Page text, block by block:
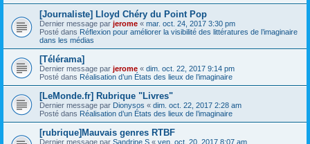
[Journaliste] Lloyd Chéry du Point Pop
Dernier message par jerome « mar. oct. 24, 2017 3:30 pm
Posté dans Réflexion pour améliorer la visibilité des littératures de l’imaginaire
dans les médias
[Télérama]
Dernier message par jerome « dim. oct. 22, 2017 9:14 pm
Posté dans Réalisation d’un États des lieux de l’imaginaire
[LeMonde.fr] Rubrique "Livres"
Dernier message par Dionysos « dim. oct. 22, 2017 2:28 am
Posté dans Réalisation d’un États des lieux de l’imaginaire
[rubrique]Mauvais genres RTBF
Dernier message par Sandrine S « ven. oct. 20, 2017 8:07 am